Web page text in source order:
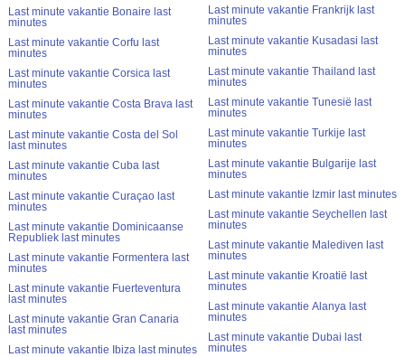
Last minute vakantie Bonaire last
minutes
Last minute vakantie Corfu last
minutes
Last minute vakantie Corsica last
minutes
Last minute vakantie Costa Brava last
minutes
Last minute vakantie Costa del Sol
last minutes
Last minute vakantie Cuba last
minutes
Last minute vakantie Curaçao last
minutes
Last minute vakantie Dominicaanse
Republiek last minutes
Last minute vakantie Formentera last
minutes
Last minute vakantie Fuerteventura
last minutes
Last minute vakantie Gran Canaria
last minutes
Last minute vakantie Ibiza last minutes
Last minute vakantie Frankrijk last
minutes
Last minute vakantie Kusadasi last
minutes
Last minute vakantie Thailand last
minutes
Last minute vakantie Tunesië last
minutes
Last minute vakantie Turkije last
minutes
Last minute vakantie Bulgarije last
minutes
Last minute vakantie Izmir last minutes
Last minute vakantie Seychellen last
minutes
Last minute vakantie Malediven last
minutes
Last minute vakantie Kroatië last
minutes
Last minute vakantie Alanya last
minutes
Last minute vakantie Dubai last
minutes